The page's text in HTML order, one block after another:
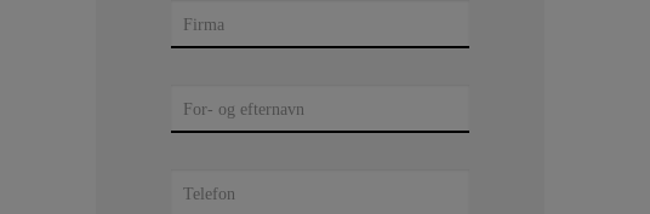
Firma
For- og efternavn
Telefon